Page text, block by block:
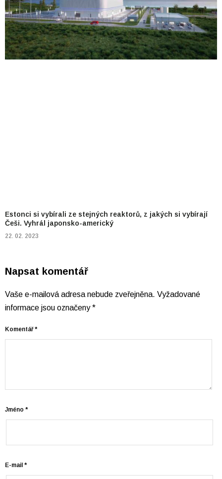
Estonci si vybírali ze stejných reaktorů, z jakých si vybírají
Češi. Vyhrál japonsko-americký
22. 02. 2023
Napsat komentář
Vaše e-mailová adresa nebude zveřejněna. Vyžadované
informace jsou označeny*
Komentář*
Jméno *
E-mail *